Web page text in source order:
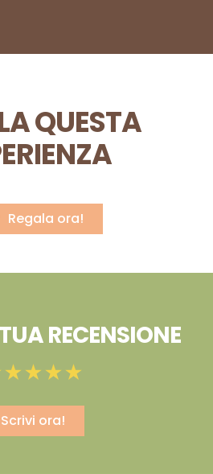
QUESTA
Regala ora!
RECENSIONE
Scrivi ora!